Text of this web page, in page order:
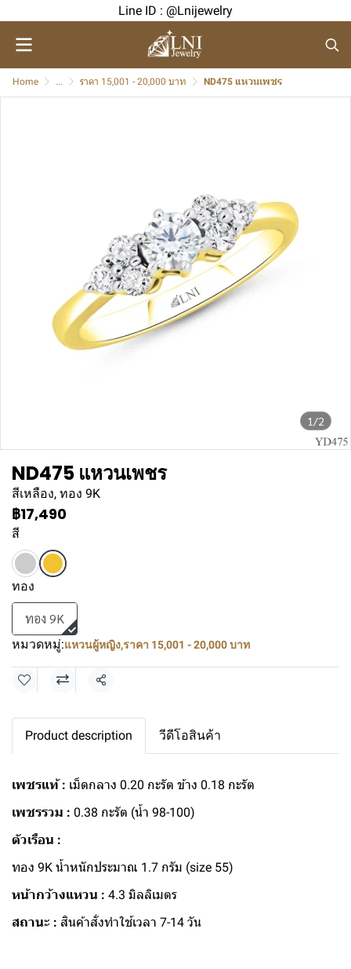
Line ID : @Lnijewelry
Home ... ราคา 15,001 - 20,000 บาท ND475 แหวนเพชร
1/2
ND475 แหวนเพชร
สีเหลือง, ทอง 9K
฿17,490
สี
ทอง
ทอง 9K
หมวดหมู่:แหวนผู้หญิง,ราคา 15,001 - 20,000 บาท
แชร์
Product description วีดีโอสินค้า
เพชรแท้ : เม็ดกลาง 0.20 กะรัต ข้าง 0.18 กะรัต
เพชรรวม : 0.38 กะรัต (น้ำ 98-100)
ตัวเรือน :
ทอง 9K น้ำหนักประมาณ 1.7 กรัม (size 55)
หน้ากว้างแหวน : 4.3 มิลลิเมตร
สถานะ : สินค้าสั่งทำใช้เวลา 7-14 วัน